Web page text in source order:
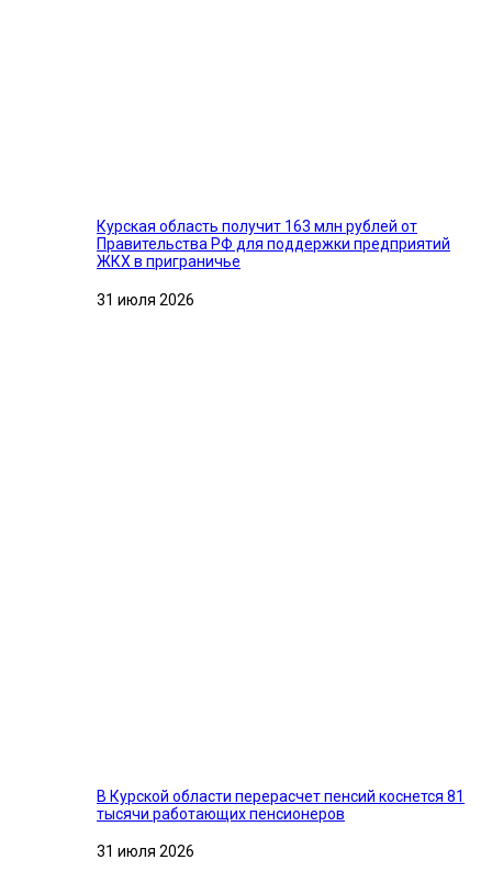
Курская область получит 163 млн рублей от
Правительства РФ для поддержки предприятий
ЖКХ в приграничье
31 июля 2026
В Курской области перерасчет пенсий коснется 81
тысячи работающих пенсионеров
31 июля 2026